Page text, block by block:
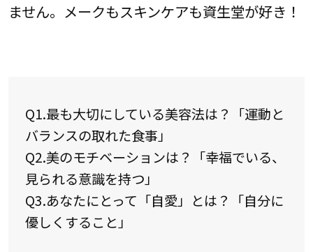
ません。メークもスキンケアも資生堂が好き！
Q1.最も大切にしている美容法は？「運動と
バランスの取れた食事」
Q2.美のモチベーションは？「幸福でいる、
見られる意識を持つ」
Q3.あなたにとって「自愛」とは？「自分に
優しくすること」